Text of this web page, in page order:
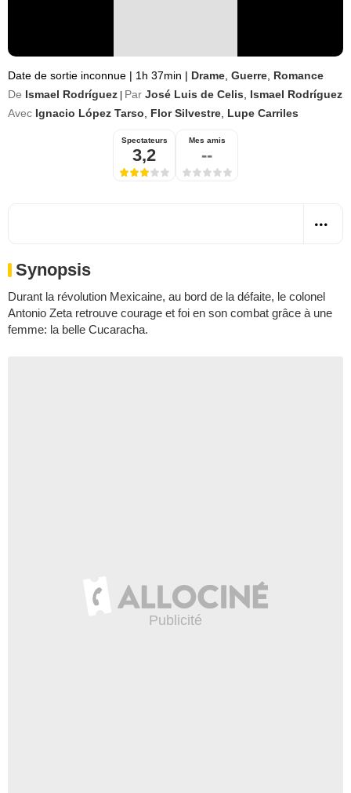
Date de sortie inconnue | 1h 37min | Drame Guerre Romance
De Ismael Rodríguez Par José Luis de Celis
Ismael Rodríguez
Avec Ignacio López Tarso Flor Silvestre Lupe Carriles
Spectateurs
3,2
Mes amis
--
Synopsis
Durant la révolution Mexicaine, au bord de la défaite, le colonel
Antonio Zeta retrouve courage et foi en son combat grâce à une
femme: la belle Cucaracha.